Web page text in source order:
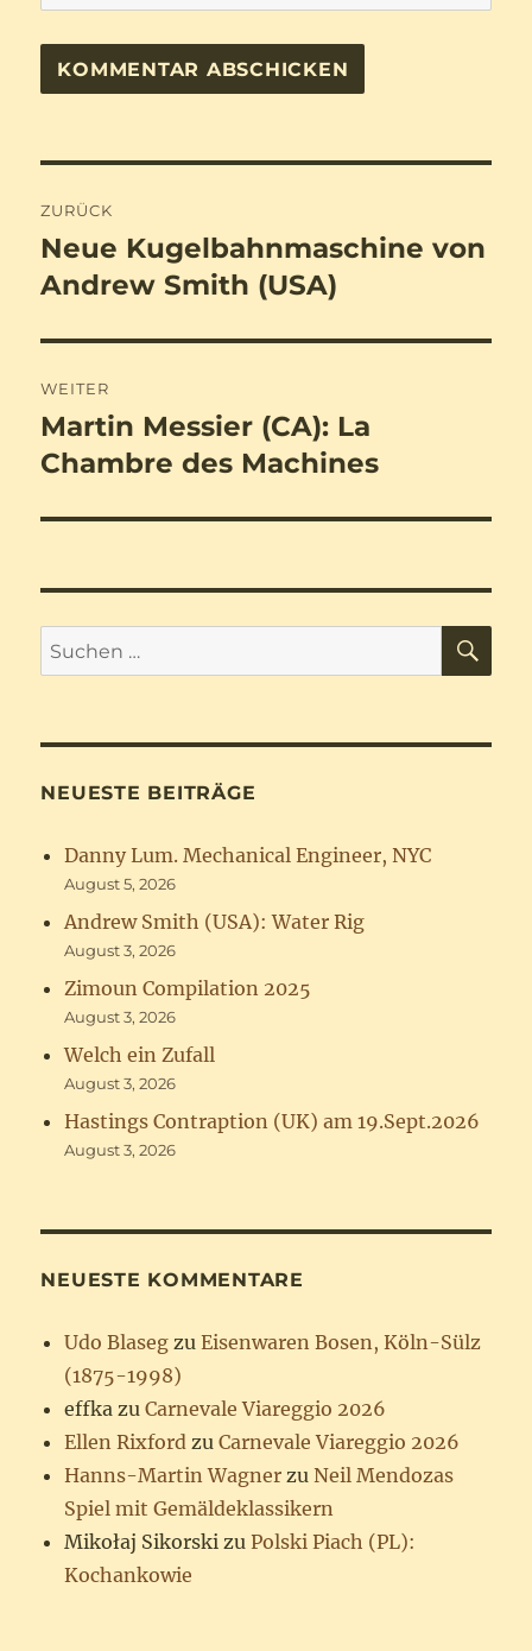
ZURÜCK
Vorheriger
Beitrag:
Neue Kugelbahnmaschine von
Andrew Smith (USA)
WEITER
Nächster
Beitrag:
Martin Messier (CA): La
Chambre des Machines
Suchen
nach:
NEUESTE BEITRÄGE
Danny Lum. Mechanical Engineer, NYC
August 5, 2026
Andrew Smith (USA): Water Rig
August 3, 2026
Zimoun Compilation 2025
August 3, 2026
Welch ein Zufall
August 3, 2026
Hastings Contraption (UK) am 19.Sept.2026
August 3, 2026
NEUESTE KOMMENTARE
Udo Blaseg zuEisenwaren Bosen, Köln-Sülz
(1875-1998)
effka zuCarnevale Viareggio 2026
Ellen Rixford zuCarnevale Viareggio 2026
Hanns-Martin Wagner zuNeil Mendozas
Spiel mit Gemäldeklassikern
Mikołaj Sikorski zuPolski Piach (PL):
Kochankowie